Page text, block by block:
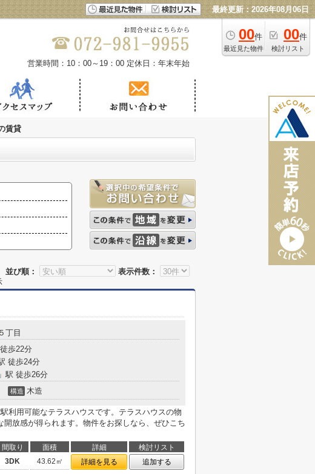
最終更新：2026年08月06日
00件
最近見た物件
00件
検討リスト
営業時間：10：00～19：00 定休日：年末年始
賃貸
並び順：
表示件数：
５丁目
歩22分
徒歩24分
」駅 徒歩26分
構造 木造
利用可能なテラスハウスです。テラスハウスの物
開放感が得られます。物件をお探しなら、ぜひこち
間取り 面積 詳細
検討リスト
3DK 43.62㎡ 詳細を見る 追加する